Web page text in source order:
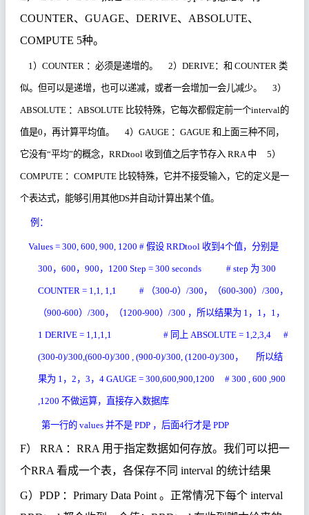
COUNTER、 GUAGE、 DERIVE、 ABSOLUTE、
COMPUTE 5种。
1 ） COUNTER ：必须是递增的。 2） DERIVE：和 COUNTER 类
似。但可以是递增，也可以递减，或者一会增加一会儿减少。 3）
ABSOLUTE ： ABSOLUTE 比较特殊，它每次都假定前一个interval的
值是0 ，再计算平均值。 4） GAUGE ： GAGUE 和上面三种不同，
它没有“平均”的概念， RRDtool 收到值之后字节存入 RRA 中 5）
COMPUTE ： COMPUTE 比较特殊，它并不接受输入，它的定义是一
个表达式，能够引用其他DS并自动计算出某个值。
例：
Values = 300, 600, 900, 1200 # 假设RRDtool 收到 4个值，分别 是
300 ，600 ，900 ， 1200 Step = 300 seconds # step 为 300
COUNTER = 1,1, 1,1 # （300-0）/300 ，（600-300）/300 ，
（900-600）/300 ，（1200-900）/300 ，所以结果为 1 ， 1 ， 1 ，
1 DERIVE = 1,1,1,1 # 同上 ABSOLUTE = 1,2,3,4 #
(300-0)/300,(600-0)/300 , (900-0)/300, (1200-0)/300 ， 所以结
果为 1 ，2 ，3 ，4 GAUGE = 300,600,900,1200 # 300 , 600 ,900
,1200不做运算，直接存入数据库
第一行的 values并不是 PDP ，后面4行才是 PDP
F） RRA ： RRA 用于指定数据如何存放。我们可以把一
个RRA 看成一个表，各保存不同 interval 的统计结果
G） PDP ： Primary Data Point 。正常情况下每个interval